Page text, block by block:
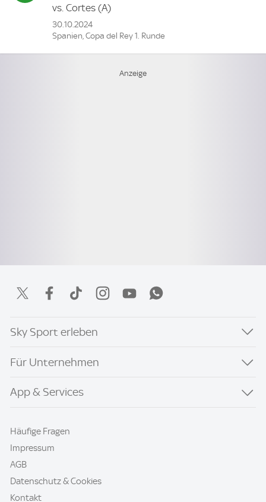
vs. Cortes (A)
30.10.2024
Spanien, Copa del Rey 1. Runde
Sky Sport erleben
Für Unternehmen
App & Services
Häufige Fragen
Impressum
AGB
Datenschutz & Cookies
Kontakt